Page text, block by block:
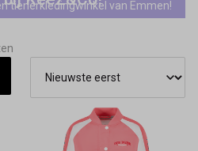
tienerkledingwinkel van Emmen!